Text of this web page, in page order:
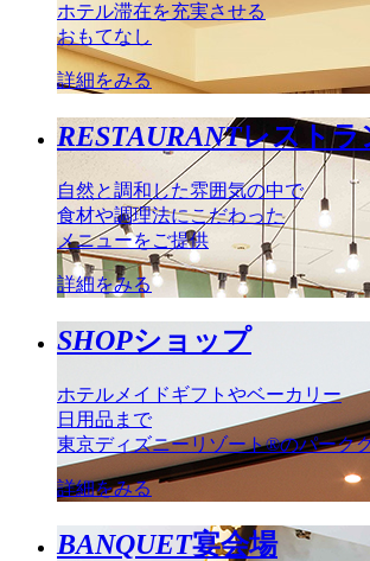
ホテル滞在を充実させる
おもてなし
詳細をみる
RESTAURANTレストラ
自然と調和した雰囲気の中で
食材や調理法にこだわった
メニューをご提供
詳細をみる
SHOPショップ
ホテルメイドギフトやベーカリー
日用品まで
東京ディズニーリゾート®のパーク
詳細をみる
BANQUET宴会場